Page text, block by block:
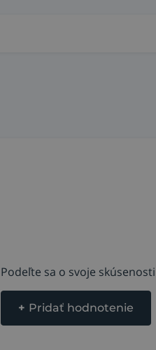
Podeľte sa o svoje
+ Pridať hodnotenie